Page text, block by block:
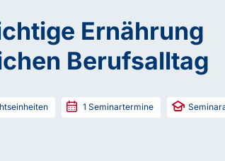
Ernährung
Berufsalltag
1 Seminartermine